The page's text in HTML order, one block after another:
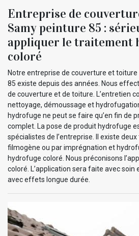
Entreprise de
Samy peinture 85 :
appliquer le traitement
coloré
Notre entreprise de couverture et toiture
85 existe depuis des années. Nous
de couverture et de toiture. L’entretien
nettoyage, démoussage et
hydrofuge ne peut se faire qu’en fin de
complet. La pose de produit hydrofuge
spécialistes de l’entreprise. Il existe
filmogène ou par imprégnation et
hydrofuge coloré. Nous préconisons
coloré. L’application sera faite avec soin
avec effets longue durée.